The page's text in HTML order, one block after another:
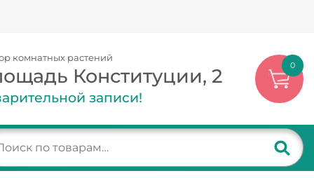
комнатных растений
Конституции, 2
записи!
0